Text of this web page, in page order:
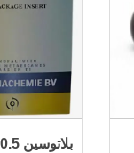
بلاتوسين 0.5 مليجرام حقن